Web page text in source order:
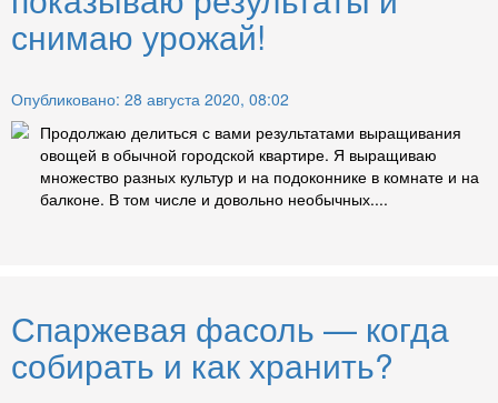
снимаю урожай!
Опубликовано: 28 августа 2020, 08:02
Продолжаю делиться с вами результатами выращивания
овощей в обычной городской квартире. Я выращиваю
множество разных культур и на подоконнике в комнате и на
балконе. В том числе и довольно необычных....
Спаржевая фасоль — когда
собирать и как хранить?